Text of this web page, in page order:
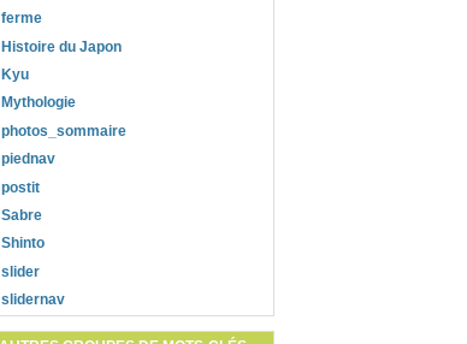
ferme
Histoire du Japon
Kyu
Mythologie
photos_sommaire
piednav
postit
Sabre
Shinto
slider
slidernav